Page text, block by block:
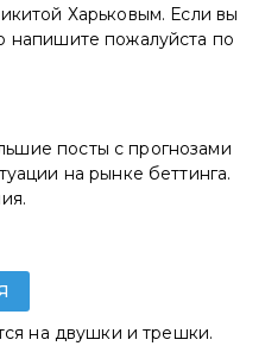
Харьковым. Если вы
напишите пожалуйста по
посты с прогнозами
на рынке беттинга.
на двушки и трешки.